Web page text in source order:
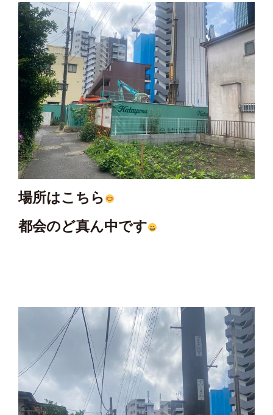
場所はこちら
都会のど真ん中です